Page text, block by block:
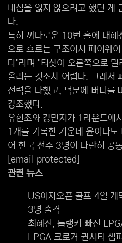
내심을 잃지 않으려고 했던 게
다.
특히 까다로운 10번 홀에 대해
으로 흐르는 구조여서 페어웨
다"라며 "티샷이 오른쪽으로 밀
올리는 것조차 어렵다. 그래서
전력을 다했고, 덕분에 버디를
강조했다.
유현조와 강민지가 1라운드에
1개를 기록한 가운데 윤이나
어 한국 선수 3명이 나란히 공
[email protected]
관련 뉴스
US여자오픈 골프 4일
3명 출격
최혜진, 톱랭커 빠진
LPGA 크로거 퀸시티